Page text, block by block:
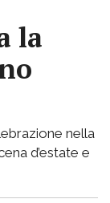
la
nella
d’estate e